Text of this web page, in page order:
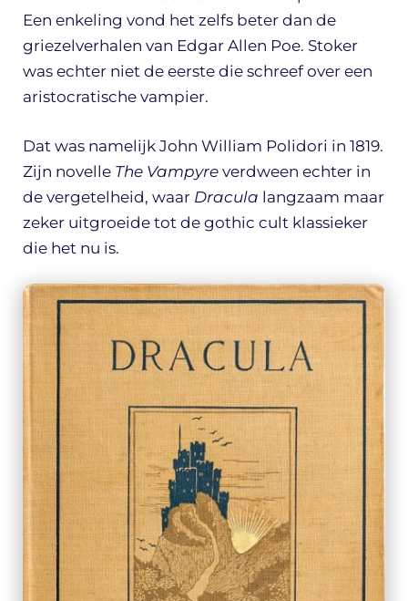
Een enkeling vond het zelfs beter dan de
griezelverhalen van Edgar Allen Poe. Stoker
was echter niet de eerste die schreef over een
aristocratische vampier.
Dat was namelijk John William Polidori in 1819.
Zijn novelle The Vampyre verdween echter in
de vergetelheid, waar Dracula langzaam maar
zeker uitgroeide tot de gothic cult klassieker
die het nu is.